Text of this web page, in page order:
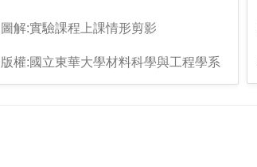
圖解:實驗課程上課情形剪影
版權:國立東華大學材料科學與工程學系